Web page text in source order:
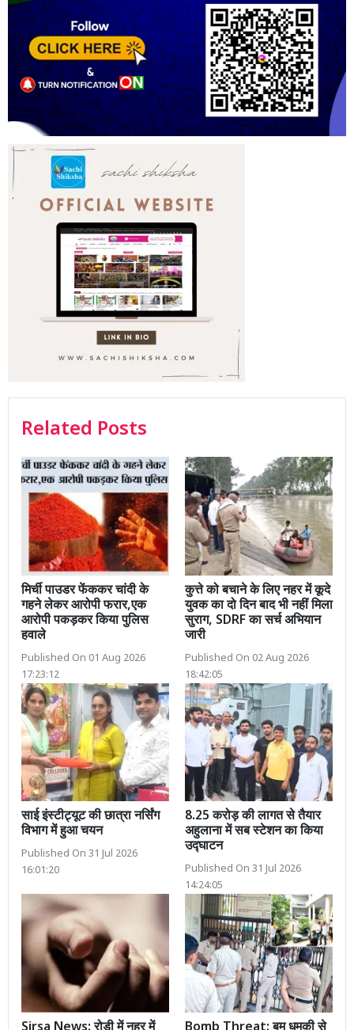
Related Posts
मिर्ची पाउडर फेंककर चांदी के
गहने लेकर आरोपी फरार,एक
आरोपी पकड़कर किया पुलिस
हवाले
Published On 01 Aug 2026
17:23:12
कुत्ते को बचाने के लिए नहर में कूदे
युवक का दो दिन बाद भी नहीं मिला
सुराग, SDRF का सर्च अभियान
जारी
Published On 02 Aug 2026
18:42:05
साई इंस्टीट्यूट की छात्रा नर्सिंग
विभाग में हुआ चयन
Published On 31 Jul 2026
16:01:20
8.25 करोड़ की लागत से तैयार
अहुलाना में सब स्टेशन का किया
उद्घाटन
Published On 31 Jul 2026
14:24:05